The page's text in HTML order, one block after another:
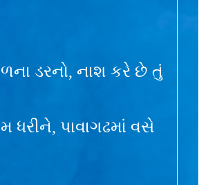
ડરનો, નાશ કરે છે તું
ધરીને, પાવાગઢમાં વસે